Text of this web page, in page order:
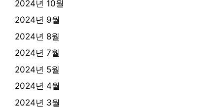
2024년 10월
2024년 9월
2024년 8월
2024년 7월
2024년 5월
2024년 4월
2024년 3월